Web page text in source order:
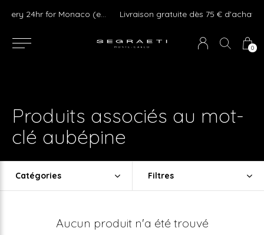
0
We ship Worldwide ! Express delivery 24hr for Monaco (excluding furniture) Livraison gratuite dès 75 € d'achat en France Métropolitaine et Monaco (hors mobilier)
Produits associés au mot-
clé aubépine
Catégories Filtres
Aucun produit n'a été trouvé